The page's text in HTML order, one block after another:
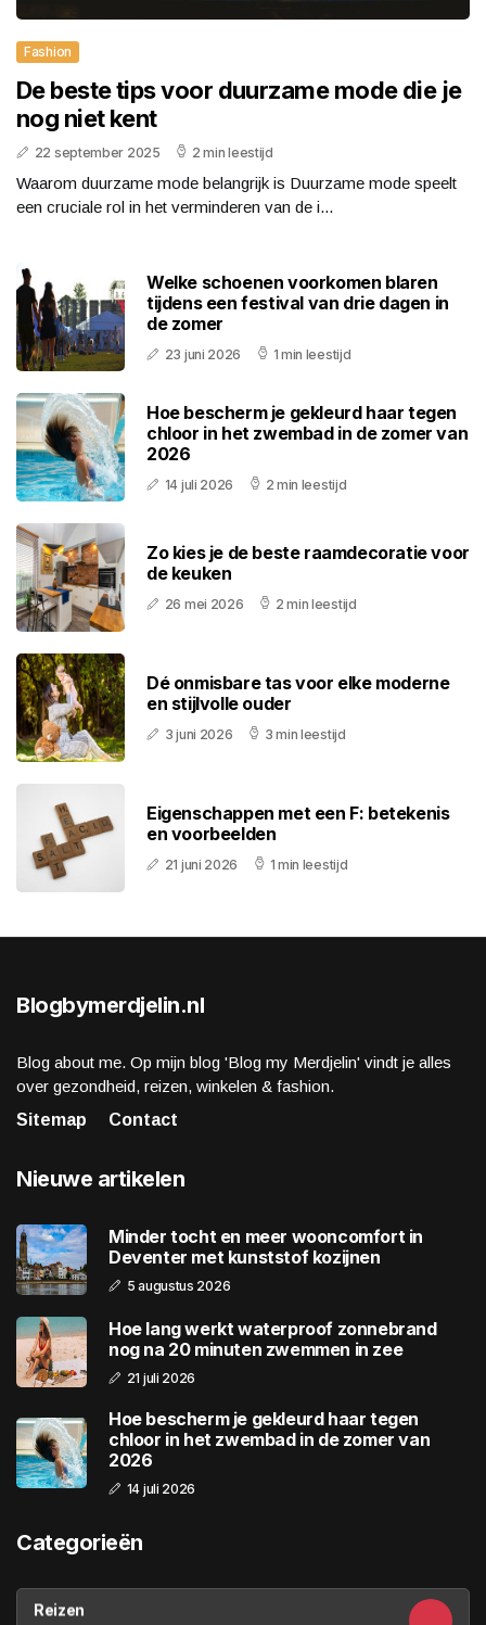
Fashion
De beste tips voor duurzame mode die je
nog niet kent
22 september 2025 2 min leestijd
Waarom duurzame mode belangrijk is Duurzame mode speelt
een cruciale rol in het verminderen van de i...
Welke schoenen voorkomen blaren
tijdens een festival van drie dagen in
de zomer
23 juni 2026 1 min leestijd
Hoe bescherm je gekleurd haar tegen
chloor in het zwembad in de zomer van
2026
14 juli 2026 2 min leestijd
Zo kies je de beste raamdecoratie voor
de keuken
26 mei 2026 2 min leestijd
Dé onmisbare tas voor elke moderne
en stijlvolle ouder
3 juni 2026 3 min leestijd
Eigenschappen met een F: betekenis
en voorbeelden
21 juni 2026 1 min leestijd
Blogbymerdjelin.nl
Blog about me. Op mijn blog 'Blog my Merdjelin' vindt je alles
over gezondheid, reizen, winkelen & fashion.
Sitemap
Contact
Nieuwe artikelen
Minder tocht en meer wooncomfort in
Deventer met kunststof kozijnen
5 augustus 2026
Hoe lang werkt waterproof zonnebrand
nog na 20 minuten zwemmen in zee
21 juli 2026
Hoe bescherm je gekleurd haar tegen
chloor in het zwembad in de zomer van
2026
14 juli 2026
Categorieën
Reizen